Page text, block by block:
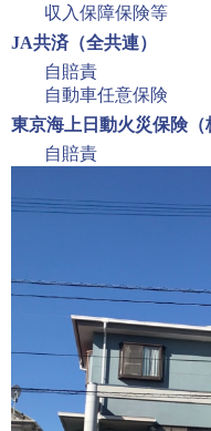
収入保障保険等
JA共済（全共連）
自賠責
自動車任意保険
東京海上日動火災保険（
自賠責